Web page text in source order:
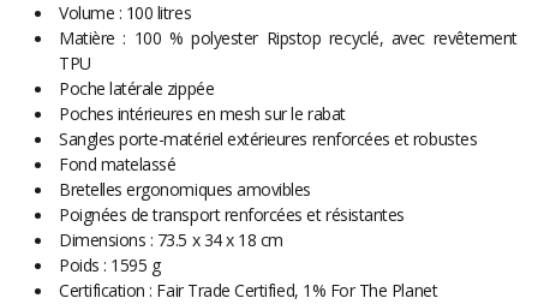
Volume : 100 litres
Matière : 100 % polyester Ripstop recyclé, avec revêtement
TPU
Poche latérale zippée
Poches intérieures en mesh sur le rabat
Sangles porte-matériel extérieures renforcées et robustes
Fond matelassé
Bretelles ergonomiques amovibles
Poignées de transport renforcées et résistantes
Dimensions : 73.5 x 34 x 18 cm
Poids : 1595 g
Certification : Fair Trade Certified, 1% For The Planet